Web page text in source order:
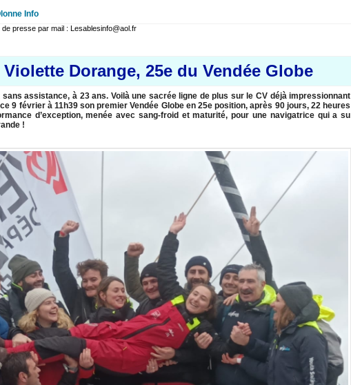
Info
presse par mail : Lesablesinfo@aol.fr
Dorange, 25e du Vendée Globe
assistance, à 23 ans. Voilà une sacrée ligne de plus sur le CV déjà impressionnant
9 février à 11h39 son premier Vendée Globe en 25e position, après 90 jours, 22 heures
d’exception, menée avec sang-froid et maturité, pour une navigatrice qui a su
!